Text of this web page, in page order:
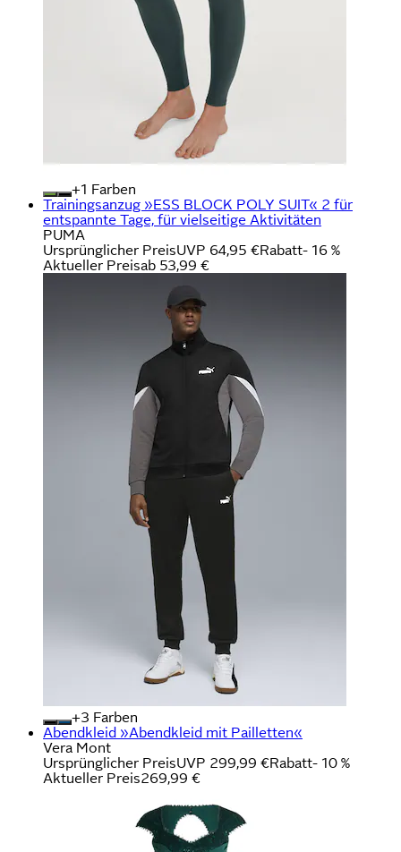
+
Farben
Trainingsanzug »ESS BLOCK POLY SUIT« 2 für
entspannte Tage, für vielseitige Aktivitäten
PUMA
Ursprünglicher PreisUVP 64,95 €Rabatt- 16 %
Aktueller Preisab 53,99 €
+
Farben
Abendkleid »Abendkleid mit Pailletten«
Vera Mont
Ursprünglicher PreisUVP 299,99 €Rabatt- 10 %
Aktueller Preis269,99 €